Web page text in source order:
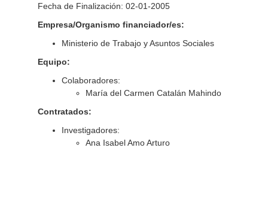
Fecha de Finalización: 02-01-2005
Empresa/Organismo financiador/es:
Ministerio de Trabajo y Asuntos Sociales
Equipo:
Colaboradores:
María del Carmen Catalán Mahindo
Contratados:
Investigadores:
Ana Isabel Amo Arturo